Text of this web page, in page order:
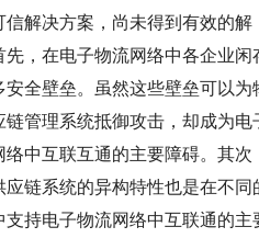
信解决方案，尚未得到有效的解
先，在电子物流网络中各企业闲
安全壁垒。虽然这些壁垒可以为
链管理系统抵御攻击，却成为电
络中互联互通的主要障碍。其次
应链系统的异构特性也是在不同
支持电子物流网络中互联通的主